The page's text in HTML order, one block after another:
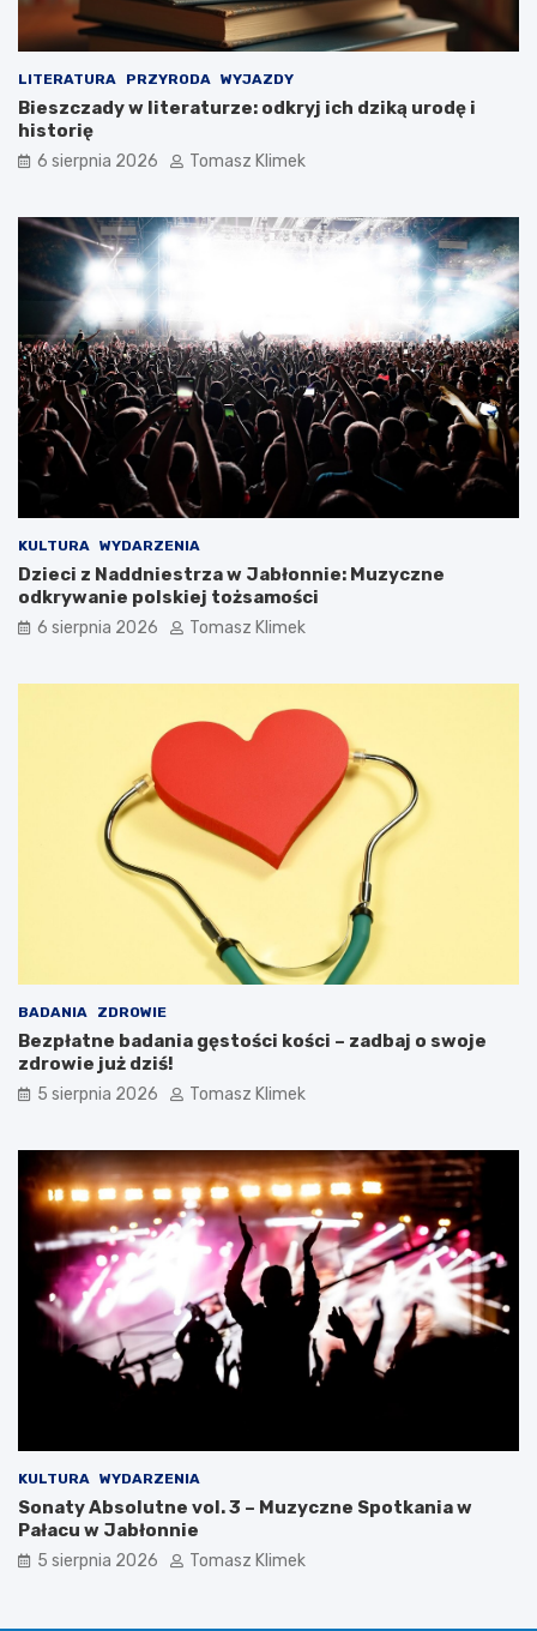
LITERATURA PRZYRODA WYJAZDY
Bieszczady w literaturze: odkryj ich dziką urodę i
historię
6 sierpnia 2026 Tomasz Klimek
KULTURA WYDARZENIA
Dzieci z Naddniestrza w Jabłonnie: Muzyczne
odkrywanie polskiej tożsamości
6 sierpnia 2026 Tomasz Klimek
BADANIA ZDROWIE
Bezpłatne badania gęstości kości – zadbaj o swoje
zdrowie już dziś!
5 sierpnia 2026 Tomasz Klimek
KULTURA WYDARZENIA
Sonaty Absolutne vol. 3 – Muzyczne Spotkania w
Pałacu w Jabłonnie
5 sierpnia 2026 Tomasz Klimek